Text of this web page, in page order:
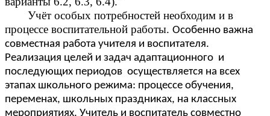
Учёт особых потребностей необходим и в
процессе воспитательной работы. Особенно важна
совместная работа учителя и воспитателя.
Реализация целей и задач адаптационного и
последующих периодов осуществляется на всех
этапах школьного режима: процессе обучения,
переменах, школьных праздниках, на классных
мероприятиях. Учитель и воспитатель совместно